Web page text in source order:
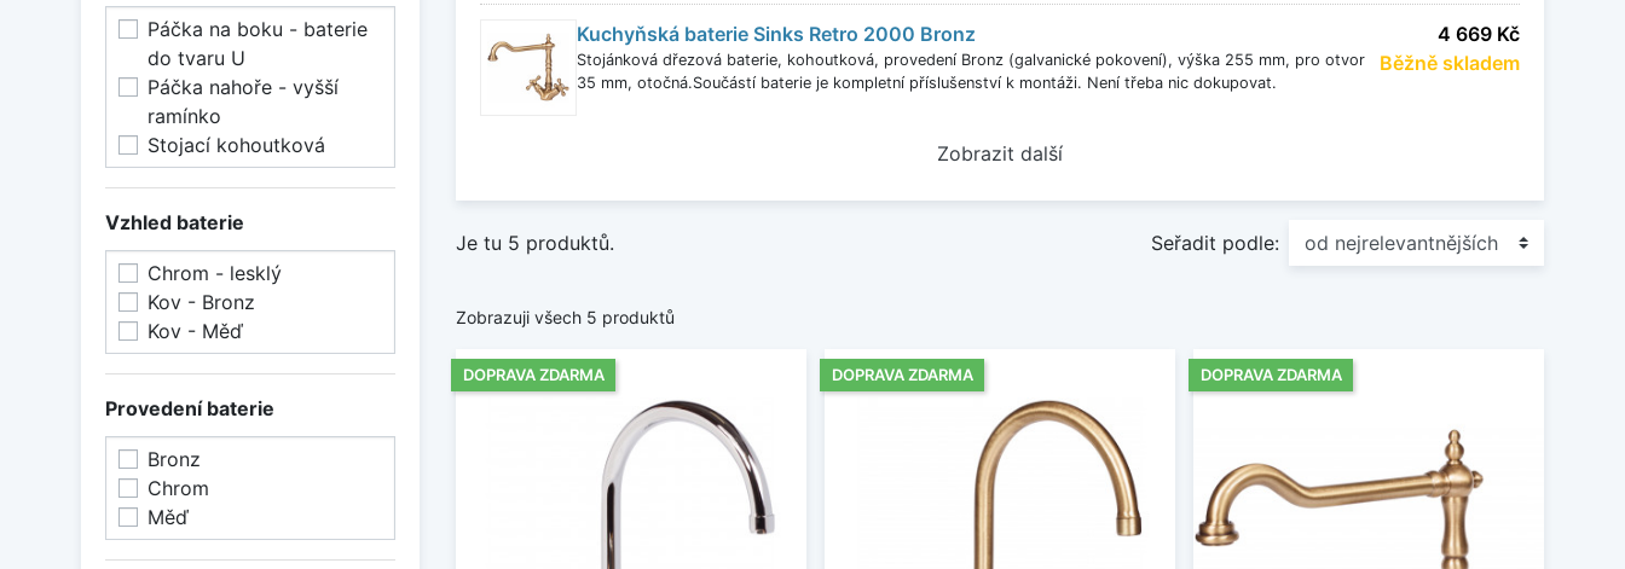
Páčka na boku - baterie
do tvaru U
Páčka nahoře - vyšší
ramínko
Stojací kohoutková
Vzhled baterie
Chrom - lesklý
Kov - Bronz
Kov - Měď
Provedení baterie
Bronz
Chrom
Měď
Kuchyňská baterie Sinks Retro 2000 Bronz
Stojánková dřezová baterie, kohoutková, provedení Bronz (galvanické pokovení), výška 255 mm, pro otvor
35 mm, otočná.Součástí baterie je kompletní příslušenství k montáži. Není třeba nic dokupovat.
4 669 Kč
Běžně skladem
Zobrazit další
Je tu 5 produktů. Seřadit podle:
Zobrazuji všech 5 produktů
DOPRAVA ZDARMA DOPRAVA ZDARMA DOPRAVA ZDARMA